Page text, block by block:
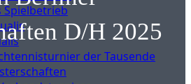
Spielbetrieb
der Tausende
D/H 2025